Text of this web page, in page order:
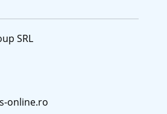
SRL
online.ro